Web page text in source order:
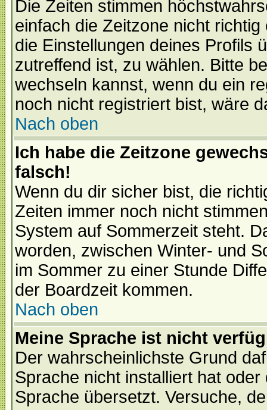
Die Zeiten stimmen
einfach die Zeitzone nicht
die Einstellungen deines Profils
zutreffend ist, zu wählen. Bitte
wechseln kannst, wenn du ein
noch nicht registriert bist, wäre
Nach oben
Ich habe die Zeitzone
falsch!
Wenn du dir sicher bist, die
Zeiten immer noch nicht
System auf Sommerzeit steht.
worden, zwischen Winter- und
im Sommer zu einer Stunde
der Boardzeit kommen.
Nach oben
Meine Sprache ist nicht
Der wahrscheinlichste Grund
Sprache nicht installiert hat
Sprache übersetzt. Versuche,